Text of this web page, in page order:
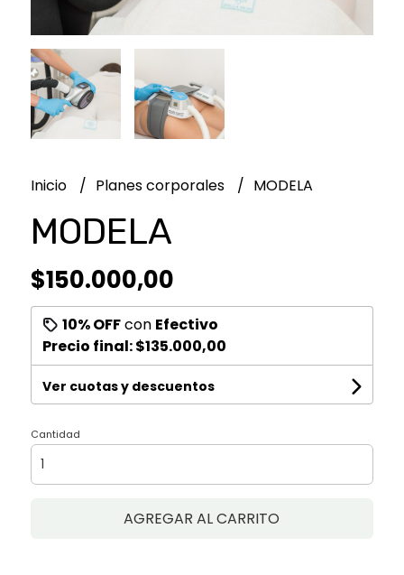
Inicio Planes corporales MODELA
MODELA
$150.000,00
10% OFFcon Efectivo
Precio final:$135.000,00
Ver cuotas y descuentos
Cantidad
AGREGAR AL CARRITO